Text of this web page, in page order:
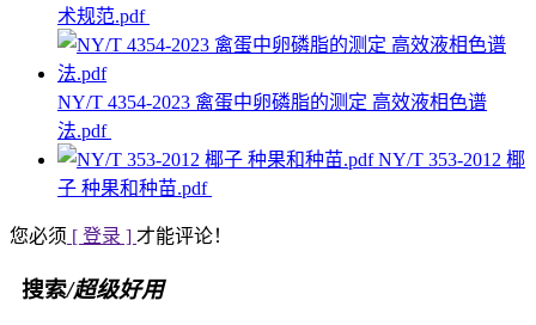
术规范.pdf
NY/T 4354-2023 禽蛋中卵磷脂的测定 高效液相色谱
法.pdf
NY/T 353-2012 椰
子 种果和种苗.pdf
您必须 [ 登录 ] 才能评论！
搜索/超级好用